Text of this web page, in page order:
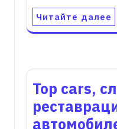
Читайте далее
Top cars,